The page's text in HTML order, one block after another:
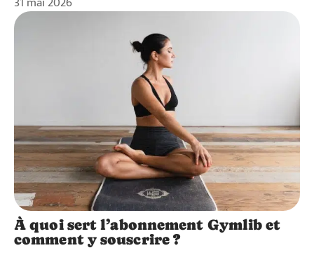
À quoi sert l’abonnement Gymlib et
comment y souscrire ?